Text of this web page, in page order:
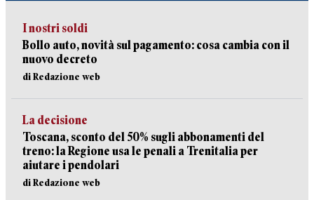
I nostri soldi
Bollo auto, novità sul pagamento: cosa cambia con il
nuovo decreto
di Redazione web
La decisione
Toscana, sconto del 50% sugli abbonamenti del
treno: la Regione usa le penali a Trenitalia per
aiutare i pendolari
di Redazione web